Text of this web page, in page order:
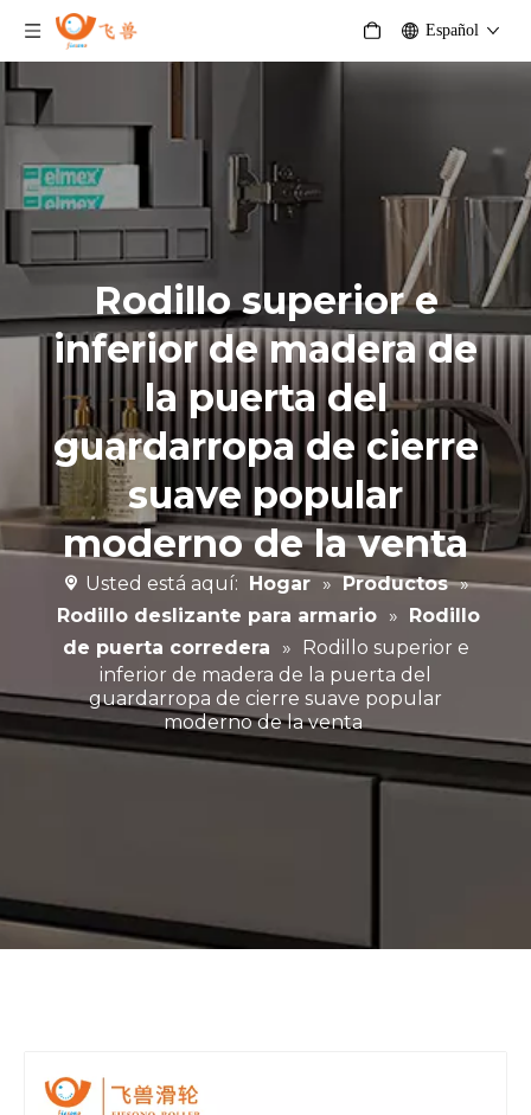
Español
Rodillo superior e
inferior de madera de
la puerta del
guardarropa de cierre
suave popular
moderno de la venta
Usted está aquí: Hogar » Productos »
Rodillo deslizante para armario » Rodillo
de puerta corredera
» Rodillo superior e
inferior de madera de la puerta del
guardarropa de cierre suave popular
moderno de la venta